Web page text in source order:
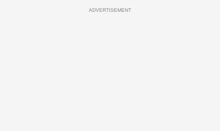
ADVERTISEMENT